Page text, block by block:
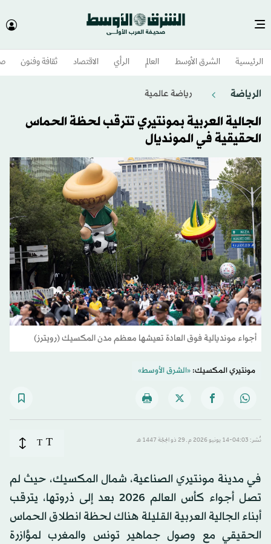
الرئيسية الشرق الأوسط​ العالم الرأي الاقتصاد ثقافة وفنون
الرياضة رياضة عالمية
الجالية العربية بمونتيري تترقب لحظة الحماس
الحقيقية في المونديال
أجواء مونديالية فوق العادة تعيشها معظم مدن المكسيك (رويترز)
مونتيري المكسيك:«الشرق الأوسط»
نُشر: 04:03-14 يونيو 2026 م ـ 29 ذو الحِجّة 1447 هـ T
T
في مدينة مونتيري الصناعية، شمال المكسيك، حيث لم
تصل أجواء كأس العالم 2026 بعد إلى ذروتها، يترقب
أبناء الجالية العربية القليلة هناك لحظة انطلاق الحماس
الحقيقي مع وصول جماهير تونس والمغرب لمؤازرة